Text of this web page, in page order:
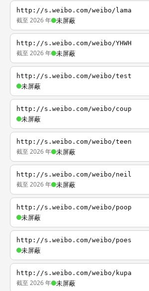
http://s.weibo.com/weibo/lama
截至 2026 年 未屏蔽
http://s.weibo.com/weibo/YHWH
截至 2026 年 未屏蔽
http://s.weibo.com/weibo/test
未屏蔽
http://s.weibo.com/weibo/coup
未屏蔽
http://s.weibo.com/weibo/teen
截至 2026 年 未屏蔽
http://s.weibo.com/weibo/neil
截至 2026 年 未屏蔽
http://s.weibo.com/weibo/poop
未屏蔽
http://s.weibo.com/weibo/poes
未屏蔽
http://s.weibo.com/weibo/kupa
截至 2026 年 未屏蔽